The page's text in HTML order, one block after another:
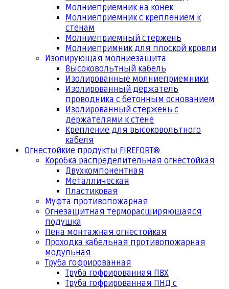
Молниеприемник на конек
Молниеприемник с креплением к
стенам
Молниеприемный стержень
Молниепримник для плоской кровли
Изолирующая молниезащита
Высоковольтный кабель
Изолированные молниеприемники
Изолированный держатель
проводника с бетонным основанием
Изолированный стержень с
держателями к стене
Крепление для высоковольтного
кабеля
Огнестойкие продукты FIREFORT®
Коробка распределительная огнестойкая
Двухкомпонентная
Металлическая
Пластиковая
Муфта противопожарная
Огнезащитная терморасширяющаяся
подушка
Пена монтажная огнестойкая
Проходка кабельная противопожарная
модульная
Труба гофрированная
Труба гофрированная ПВХ
Труба гофрированная ПНД с